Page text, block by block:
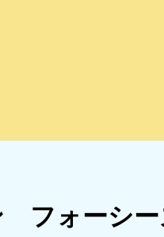
フォーシー